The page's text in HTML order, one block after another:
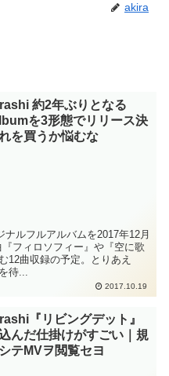
akira
約2年ぶりとなる
を3形態でリリース決
を買うか悩むな
ルフルアルバムを2017年12月
フィロソフィー』や『空に歌
12曲収録の予定。とりあえ
待...
2017.10.19
『リビングデット』
んだ仕掛けがすごい｜規
テMVヲ閲覧セヨ